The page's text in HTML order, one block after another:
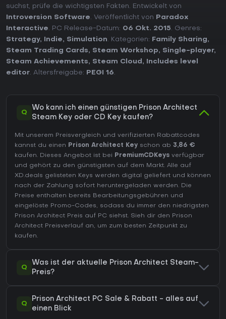
suchst, prüfe die wichtigsten Fakten. Entwickelt von
Introversion Software. Veröffentlicht von
Paradox
Interactive. PC Release-Datum: 06 Okt. 2015. Genres:
Strategy, Indie, Simulation. Kategorien: Family Sharing,
Steam Trading Cards, Steam Workshop, Single-player,
Steam Achievements, Steam Cloud ,
Includes level
editor. Altersfreigabe: PEGI 16.
Q
Wo kann ich einen günstigen Prison Architect
Steam Key oder CD Key kaufen?
Mit unserem Preisvergleich und verifizierten Rabattcodes
kannst du einen Prison Architect Key schon ab 3,86 €
kaufen. Dieses Angebot ist bei PremiumCDKeys verfügbar
und gehört zu den günstigsten auf dem Markt. Alle auf
XD.deals gelisteten Keys werden digital geliefert und können
nach der Zahlung sofort heruntergeladen werden. Die
Preise enthalten bereits Bearbeitungsgebühren und
eingelöste Promo-Codes, sodass du immer den niedrigsten
Prison Architect Preis auf PC siehst. Sieh dir den Prison
Architect Preisverlauf an, um zum besten Zeitpunkt zu
kaufen.
Q
Was ist der aktuelle Prison Architect Steam-
Preis?
Q
Prison Architect PC Sale & Rabatt - alles auf
einen Blick